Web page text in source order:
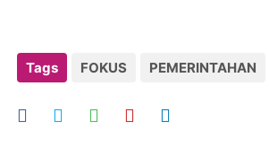
Tags FOKUS PEMERINTAHAN